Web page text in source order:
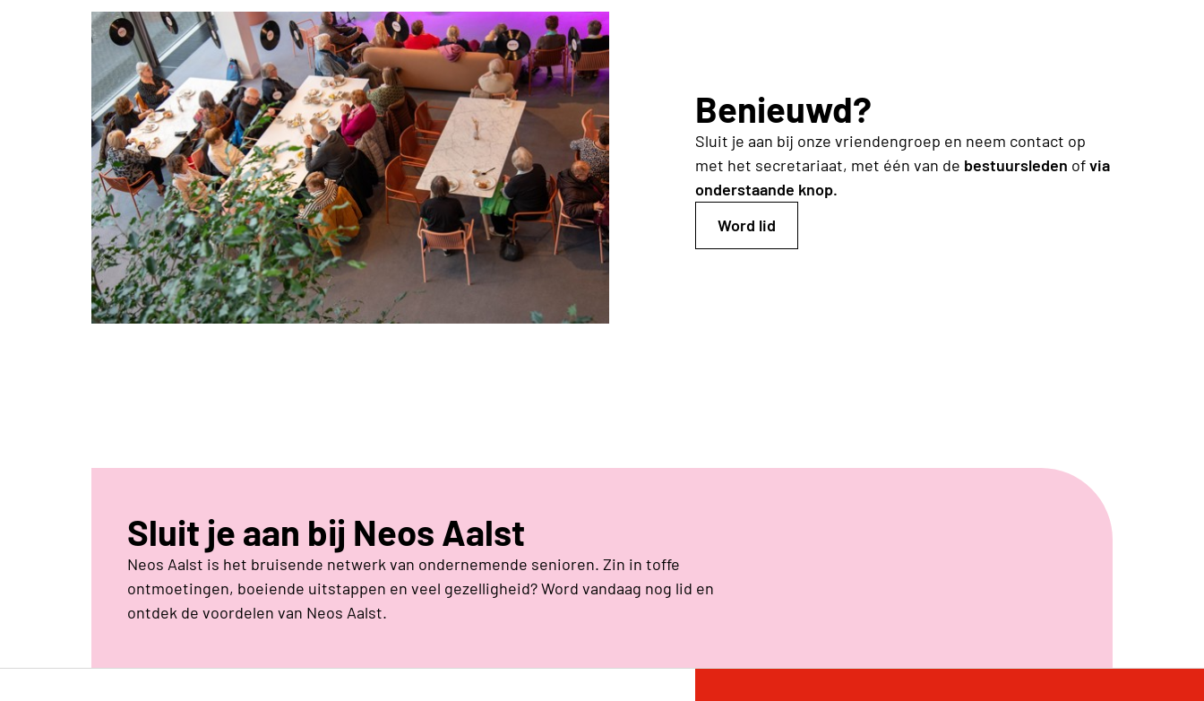
Benieuwd?
Sluit je aan bij onze vriendengroep en neem contact op
met het secretariaat, met één van de bestuursleden ofvia
onderstaande knop.
Word lid
Sluit je aan bij Neos Aalst
Neos Aalst is het bruisende netwerk van ondernemende senioren. Zin in toffe
ontmoetingen, boeiende uitstappen en veel gezelligheid? Word vandaag nog lid en
ontdek de voordelen van Neos Aalst.